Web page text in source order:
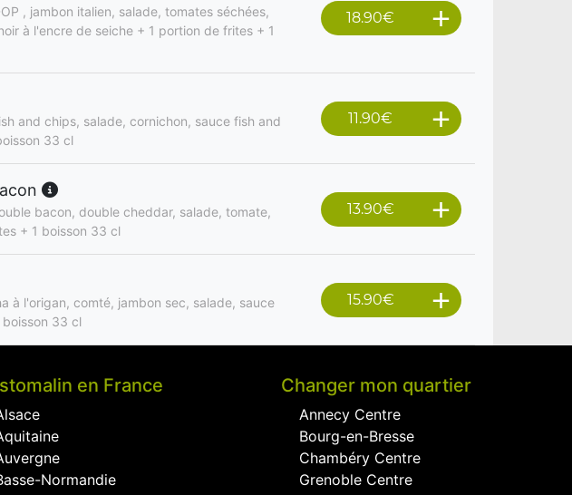
, jambon italien, salade, tomates séchées,
à l'encre de seiche + 1 portion de frites + 1
18.90€
and chips, salade, cornichon, sauce fish and
33 cl
11.90€
bacon, double cheddar, salade, tomate,
+ 1 boisson 33 cl
13.90€
à l'origan, comté, jambon sec, salade, sauce
33 cl
15.90€
en France
Normandie
Changer mon quartier
Annecy Centre
Bourg-en-Bresse
Chambéry Centre
Grenoble Centre